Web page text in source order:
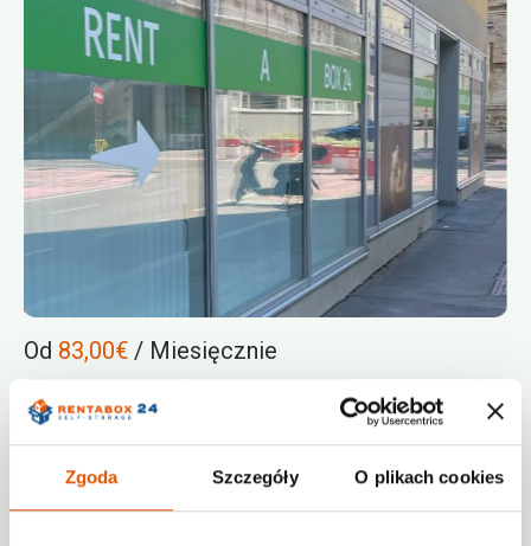
Zgoda Szczegóły O plikach cookies
+4314120107
contact@rentabox24.com
Monitoring
Różne rozmiary
Od 83,00€/ Miesięcznie